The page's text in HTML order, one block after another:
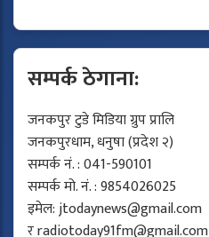
सम्पर्क ठेगाना:
जनकपुर टुडे मिडिया ग्रुप प्रालि
जनकपुरधाम, धनुषा (प्रदेश २)
सम्पर्क नं. : 041-590101
सम्पर्क मो. नं. : 9854026025
इमेल:jtodaynews@gmail.com
रradiotoday91fm@gmail.com